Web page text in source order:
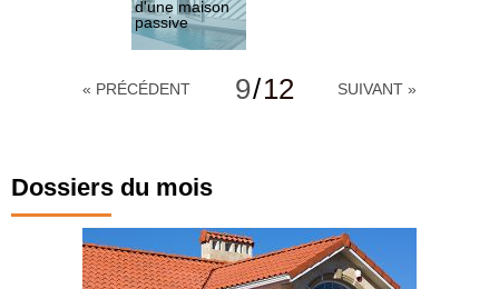
d'une maison
passive
passive à
Roanne
Une maison
confortable à
Roanne
« PRÉCÉDENT 9/12 SUIVANT »
Dossiers du mois